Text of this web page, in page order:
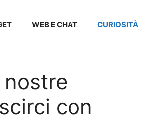
WEB E CHAT CURIOSITÀ
con